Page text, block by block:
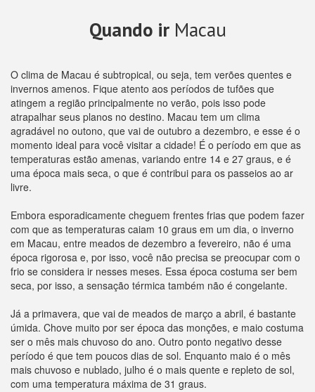
Quando irMacau
O clima de Macau é subtropical, ou seja, tem verões quentes e
invernos amenos. Fique atento aos períodos de tufões que
atingem a região principalmente no verão, pois isso pode
atrapalhar seus planos no destino. Macau tem um clima
agradável no outono, que vai de outubro a dezembro, e esse é o
momento ideal para você visitar a cidade! É o período em que as
temperaturas estão amenas, variando entre 14 e 27 graus, e é
uma época mais seca, o que é contribui para os passeios ao ar
livre.
Embora esporadicamente cheguem frentes frias que podem fazer
com que as temperaturas caiam 10 graus em um dia, o inverno
em Macau, entre meados de dezembro a fevereiro, não é uma
época rigorosa e, por isso, você não precisa se preocupar com o
frio se considera ir nesses meses. Essa época costuma ser bem
seca, por isso, a sensação térmica também não é congelante.
Já a primavera, que vai de meados de março a abril, é bastante
úmida. Chove muito por ser época das monções, e maio costuma
ser o mês mais chuvoso do ano. Outro ponto negativo desse
período é que tem poucos dias de sol. Enquanto maio é o mês
mais chuvoso e nublado, julho é o mais quente e repleto de sol,
com uma temperatura máxima de 31 graus.